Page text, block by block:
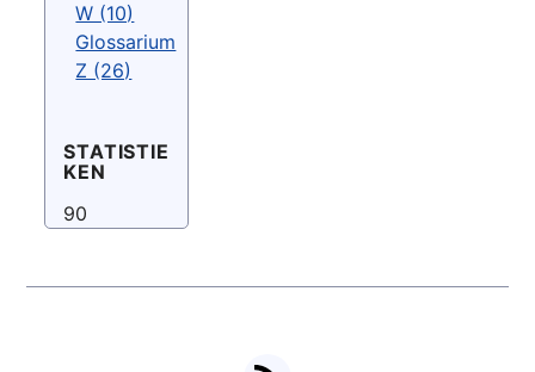
W (10)
Glossarium
Z (26)
STATISTIE
KEN
90